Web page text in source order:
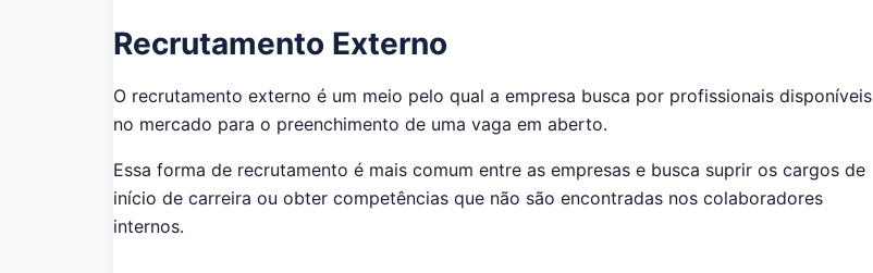
Recrutamento Externo
O recrutamento externo é um meio pelo qual a empresa busca por profissionais disponíveis
no mercado para o preenchimento de uma vaga em aberto.
Essa forma de recrutamento é mais comum entre as empresas e busca suprir os cargos de
início de carreira ou obter competências que não são encontradas nos colaboradores
internos.